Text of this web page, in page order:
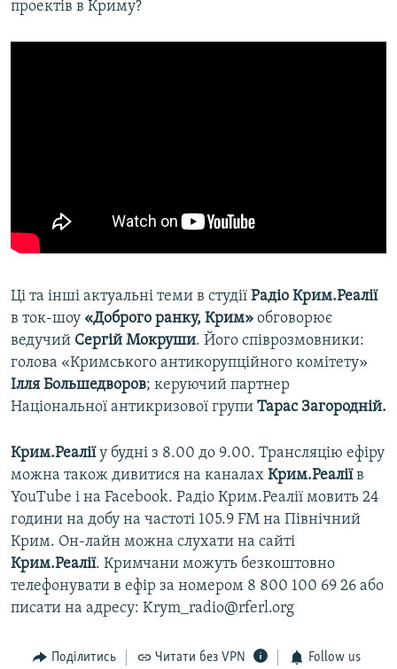
проектів в Криму?
Ці та інші актуальні теми в студії Радіо Крим.Реалії
в ток-шоу «Доброго ранку, Крим» обговорює
ведучий Сергій Мокруши. Його співрозмовники:
голова «Кримського антикорупційного комітету»
Ілля Большедворов; керуючий партнер
Національної антикризової групи Тарас Загородній.
Крим.Реаліїу будні з 8.00 до 9.00. Трансляцію ефіру
можна також дивитися на каналах Крим.Реаліїв
YouTube і на Facebook. Радіо Крим.Реалії мовить 24
години на добу на частоті 105.9 FM на Північний
Крим. Он-лайн можна слухати на сайті
Крим.Реалії. Кримчани можуть безкоштовно
телефонувати в ефір за номером 8 800 100 69 26 або
писати на адресу: Krym_radio@rferl.org
Поділитись Читати без VPN Follow us